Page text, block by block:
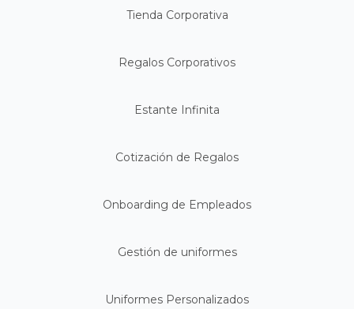
Tienda Corporativa
Regalos Corporativos
Estante Infinita
Cotización de Regalos
Onboarding de Empleados
Gestión de uniformes
Uniformes Personalizados